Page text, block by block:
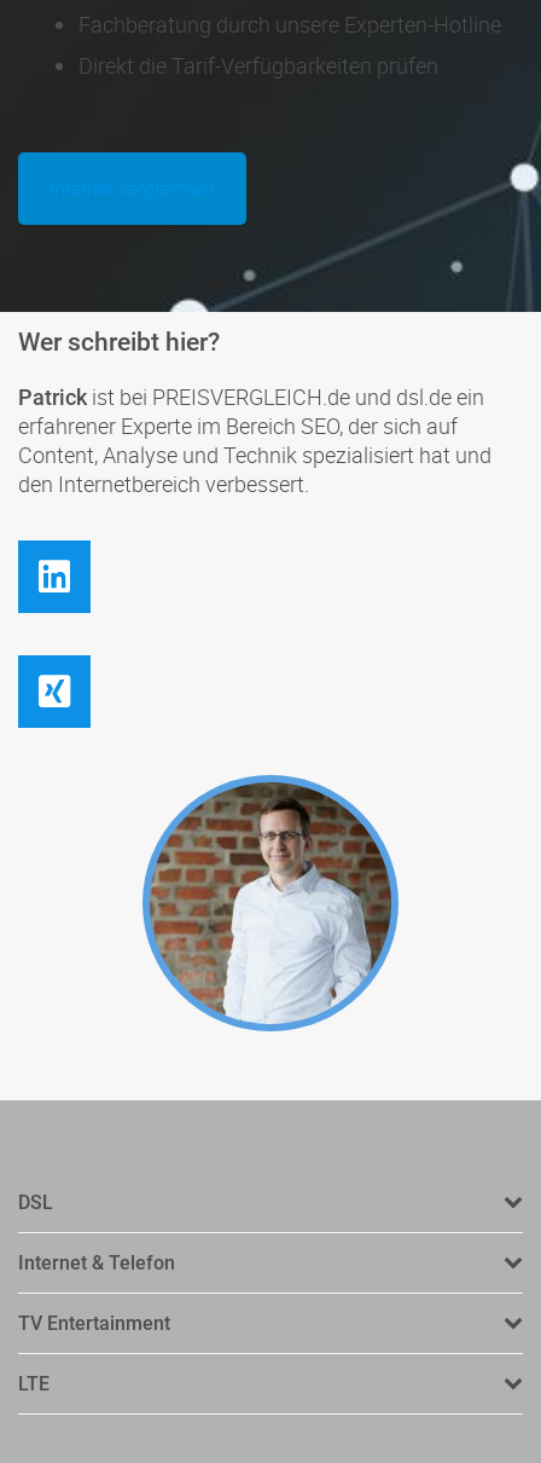
Fachberatung durch unsere Experten-Hotline
Direkt die Tarif-Verfügbarkeiten prüfen
Internet vergleichen
Wer schreibt hier?
Patrickist bei PREISVERGLEICH.de und dsl.de ein
erfahrener Experte im Bereich SEO, der sich auf
Content, Analyse und Technik spezialisiert hat und
den Internetbereich verbessert.
DSL
Internet & Telefon
TV Entertainment
LTE